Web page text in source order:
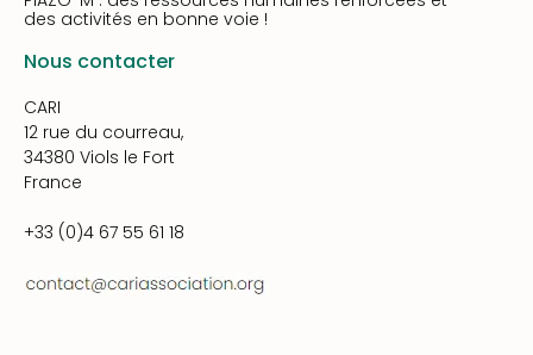
des activités en bonne voie !
Nous contacter
CARI
12 rue du courreau,
34380 Viols le Fort
France
+33 (0)4 67 55 61 18